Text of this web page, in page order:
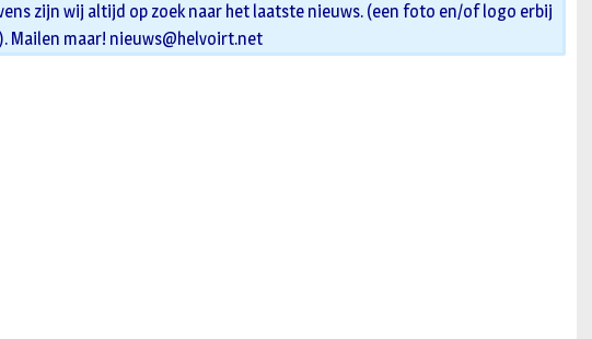
zijn wij altijd op zoek naar het laatste nieuws. (een foto en/of logo erbij
Mailen maar! nieuws@helvoirt.net